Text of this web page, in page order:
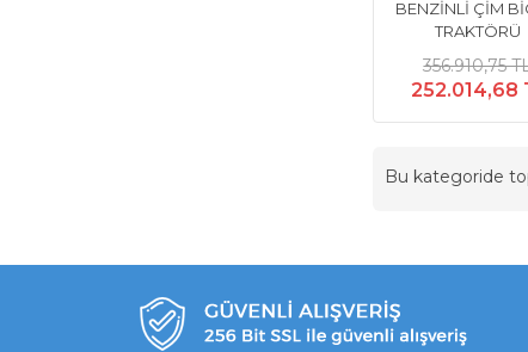
BENZİNLİ ÇİM
TRAKTÖRÜ
356.910,75
252.014,68
Bu kategoride